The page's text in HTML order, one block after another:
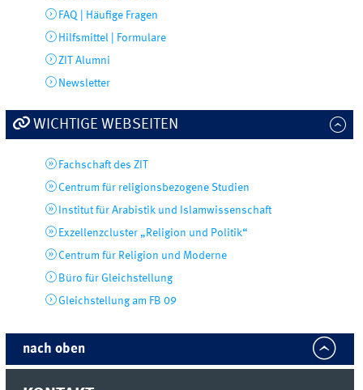
FAQ | Häufige Fragen
Hilfsmittel | Formulare
ZIT Alumni
Newsletter
WICHTIGE WEBSEITEN
Fachschaft des ZIT
Centrum für religionsbezogene Studien
Institut für Arabistik und Islamwissenschaft
Exzellenzcluster „Religion und Politik“
Centrum für Religion und Moderne
Büro für Gleichstellung
Gleichstellung am FB 09
nach oben